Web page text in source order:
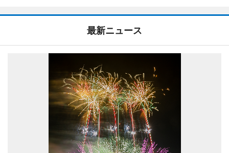
最新ニュース